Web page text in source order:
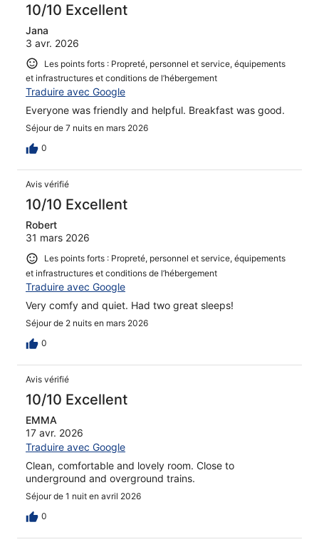
10/10 Excellent
Jana
3 avr. 2026
Les points forts : Propreté, personnel et service, équipements
et infrastructures et conditions de l’hébergement
Traduire avec Google
Everyone was friendly and helpful. Breakfast was good.
Séjour de 7 nuits en mars 2026
0
Avis vérifié
10/10 Excellent
Robert
31 mars 2026
Les points forts : Propreté, personnel et service, équipements
et infrastructures et conditions de l’hébergement
Traduire avec Google
Very comfy and quiet. Had two great sleeps!
Séjour de 2 nuits en mars 2026
0
Avis vérifié
10/10 Excellent
EMMA
17 avr. 2026
Traduire avec Google
Clean, comfortable and lovely room. Close to
underground and overground trains.
Séjour de 1 nuit en avril 2026
0